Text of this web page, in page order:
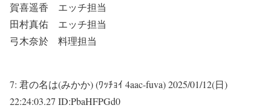
賀喜遥香 エッチ担当
田村真佑 エッチ担当
弓木奈於 料理担当
7: 君の名は(みかか) (ﾜｯﾁｮｲ 4aac-fuva)2025/01/12(日)
22:24:03.27 ID:PbaHFPGd0